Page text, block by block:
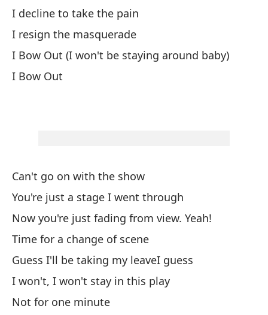
I decline to take the pain
I resign the masquerade
I Bow Out (I won't be staying around baby)
I Bow Out
Can't go on with the show
You're just a stage I went through
Now you're just fading from view. Yeah!
Time for a change of scene
Guess I'll be taking my leaveI guess
I won't, I won't stay in this play
Not for one minute